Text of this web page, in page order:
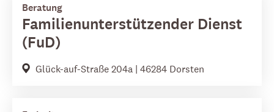
Beratung
Familienunterstützender Dienst
(FuD)
Glück-auf-Straße 204a | 46284 Dorsten